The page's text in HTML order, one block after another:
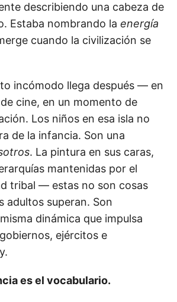
describiendo una cabeza de
Estaba nombrando la energía
cuando la civilización se
incómodo llega después — en
cine, en un momento de
Los niños en esa isla no
de la infancia. Son una
. La pintura en sus caras,
mantenidas por el
tribal — estas no son cosas
adultos superan. Son
dinámica que impulsa
ejércitos e
es el vocabulario.